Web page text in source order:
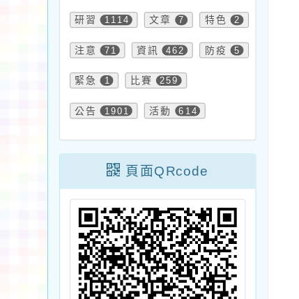
研習 1114 文章 7 特色 2
注意 71 資訊 462 防疫 5
緊急 1 比賽 259
公告 1901 活動 614
頁面QRcode